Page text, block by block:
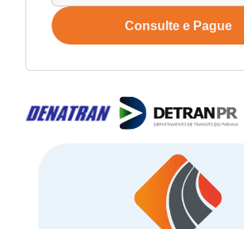
Consulte e Pague